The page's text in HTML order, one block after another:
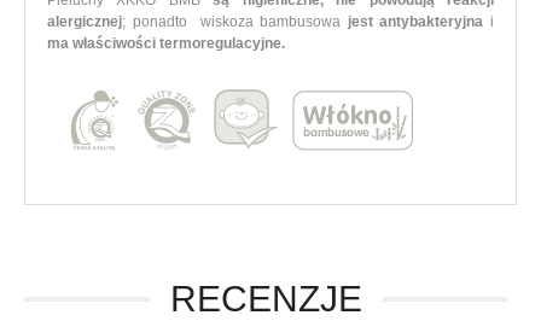
alergicznej; ponadto wiskoza bambusowa jest antybakteryjna i
ma właściwości termoregulacyjne.
RECENZJE